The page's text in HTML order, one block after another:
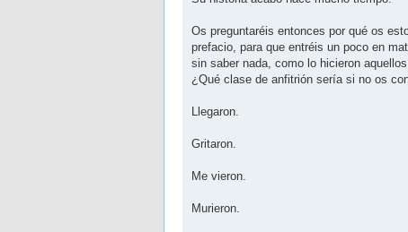
Os preguntaréis entonces por qué os
prefacio, para que entréis un poco en
sin saber nada, como lo hicieron
¿Qué clase de anfitrión sería si no os
Llegaron.
Gritaron.
Me vieron.
Murieron.